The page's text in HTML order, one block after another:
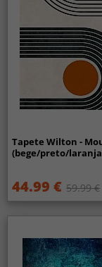
Tapete Wilton -
(bege/preto/
44.99 € 59.99 €